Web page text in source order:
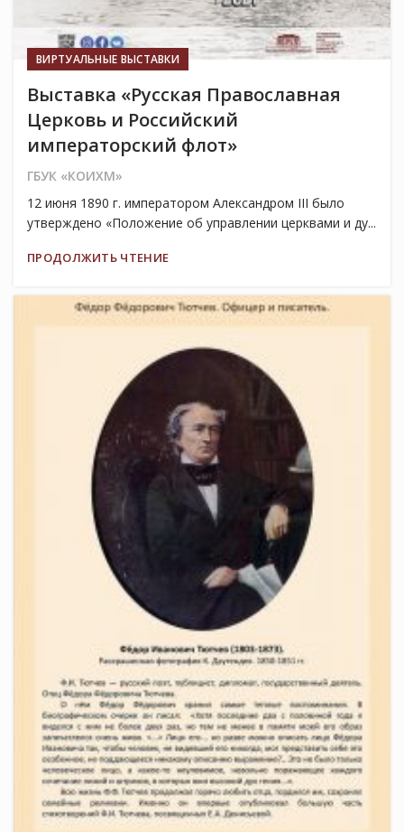
ВИРТУАЛЬНЫЕ ВЫСТАВКИ
Выставка «Русская Православная
Церковь и Российский
императорский флот»
ГБУК «КОИХМ»
12 июня 1890 г. императором Александром III было
утверждено «Положение об управлении церквами и ду...
ПРОДОЛЖИТЬ ЧТЕНИЕ